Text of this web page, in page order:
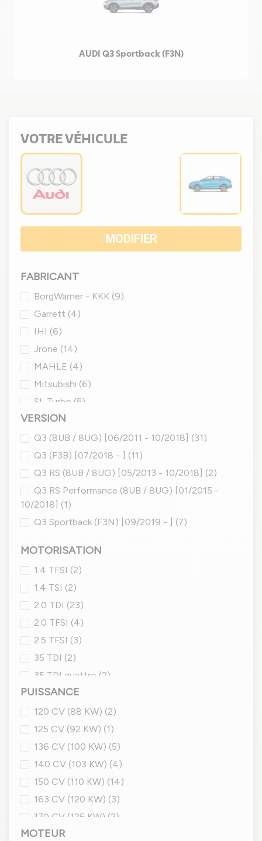
AUDI Q3 Sportback (F3N)
VOTRE VÉHICULE
MODIFIER
FABRICANT
BorgWarner - KKK (9)
Garrett (4)
IHI (6)
Jrone (14)
MAHLE (4)
Mitsubishi (6)
SL Turbo (5)
VERSION
Q3 (8UB / 8UG) [06/2011 - 10/2018] (31)
Q3 (F3B) [07/2018 - ] (11)
Q3 RS (8UB / 8UG) [05/2013 - 10/2018] (2)
Q3 RS Performance (8UB / 8UG) [01/2015 -
10/2018] (1)
Q3 Sportback (F3N) [09/2019 - ] (7)
MOTORISATION
1.4 TFSI (2)
1.4 TSI (2)
2.0 TDI (23)
2.0 TFSI (4)
2.5 TFSI (3)
35 TDI (2)
35 TDI quattro (2)
35 TFSI(2)
35 TFSI Mild Hybrid
40 TDI (4)
40 TFSI(4)
45 TFSI(2)
PUISSANCE
120 CV (88 KW) (2)
125 CV (92 KW) (1)
136 CV (100 KW) (5)
140 CV (103 KW) (4)
150 CV (110 KW) (14)
163 CV (120 KW) (3)
170 CV (125 KW) (2)
177 CV (130 KW)
MOTEUR